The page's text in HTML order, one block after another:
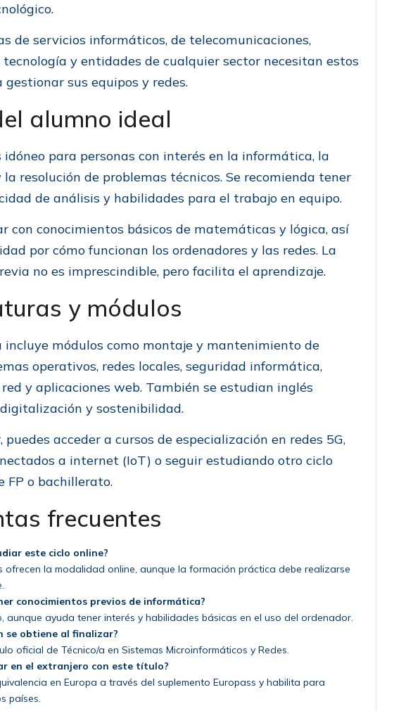
de servicios informáticos, de telecomunicaciones,
tecnología y entidades de cualquier sector necesitan estos
gestionar sus equipos y redes.
alumno ideal
idóneo para personas con interés en la informática, la
resolución de problemas técnicos. Se recomienda tener
de análisis y habilidades para el trabajo en equipo.
con conocimientos básicos de matemáticas y lógica, así
por cómo funcionan los ordenadores y las redes. La
no es imprescindible, pero facilita el aprendizaje.
y módulos
incluye módulos como montaje y mantenimiento de
operativos, redes locales, seguridad informática,
y aplicaciones web. También se estudian inglés
y sostenibilidad.
puedes acceder a cursos de especialización en redes 5G,
a internet (IoT) o seguir estudiando otro ciclo
FP o bachillerato.
frecuentes
este ciclo online?
ofrecen la modalidad online, aunque la formación práctica debe realizarse
conocimientos previos de informática?
aunque ayuda tener interés y habilidades básicas en el uso del ordenador.
se obtiene al finalizar?
oficial de Técnico/a en Sistemas Microinformáticos y Redes.
en el extranjero con este título?
en Europa a través del suplemento Europass y habilita para
países.